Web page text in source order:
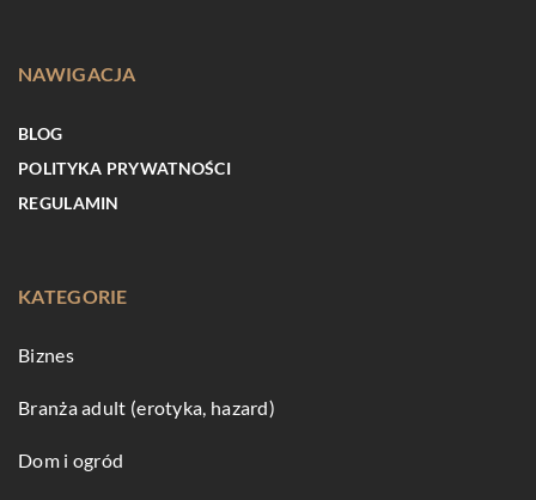
NAWIGACJA
BLOG
POLITYKA PRYWATNOŚCI
REGULAMIN
KATEGORIE
Biznes
Branża adult (erotyka, hazard)
Dom i ogród